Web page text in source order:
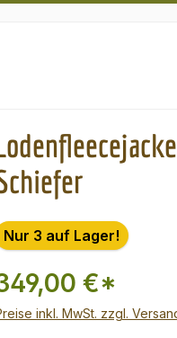
Nur 3 auf Lager!
€*
inkl. MwSt. zzgl.